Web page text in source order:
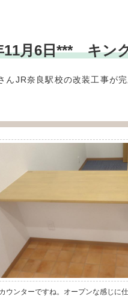
11月6日*** キン
んJR奈良駅校の改装工事が
ウンターですね。オープンな感じに仕